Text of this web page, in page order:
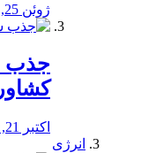
ژوئن 25, 2020
جذب
اکتبر 21, 2019
انرژی